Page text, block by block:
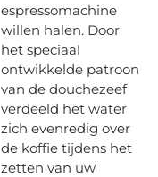
espressomachine
willen halen. Door
het speciaal
ontwikkelde patroon
van de douchezeef
verdeeld het water
zich evenredig over
de koffie tijdens het
zetten van uw